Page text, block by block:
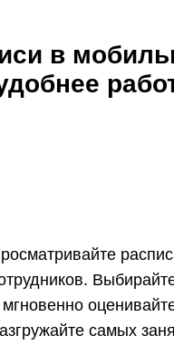
в
мгновенно
самых